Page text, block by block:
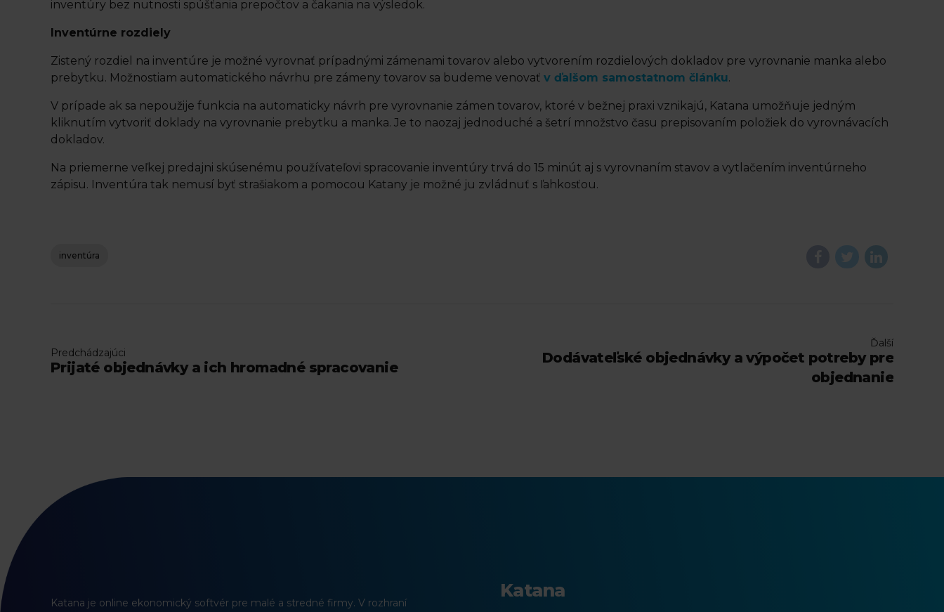
inventúry bez nutnosti spúšťania prepočtov a čakania na výsledok.
Inventúrne rozdiely
Zistený rozdiel na inventúre je možné vyrovnať prípadnými zámenami tovarov alebo vytvorením rozdielových dokladov pre vyrovnanie manka alebo
prebytku. Možnostiam automatického návrhu pre zámeny tovarov sa budeme venovať v ďalšom samostatnom článku.
V prípade ak sa nepoužije funkcia na automaticky návrh pre vyrovnanie zámen tovarov, ktoré v bežnej praxi vznikajú, Katana umožňuje jedným
kliknutím vytvoriť doklady na vyrovnanie prebytku a manka. Je to naozaj jednoduché a šetrí množstvo času prepisovaním položiek do vyrovnávacích
dokladov.
Na priemerne veľkej predajni skúsenému používateľovi spracovanie inventúry trvá do 15 minút aj s vyrovnaním stavov a vytlačením inventúrneho
zápisu. Inventúra tak nemusí byť strašiakom a pomocou Katany je možné ju zvládnuť s ľahkosťou.
inventúra
Predchádzajúci
Prijaté objednávky a ich hromadné spracovanie
Ďalší
Dodávateľské objednávky a výpočet potreby pre
objednanie
Katana je online ekonomický softvér pre malé a stredné firmy. V rozhraní
Katana